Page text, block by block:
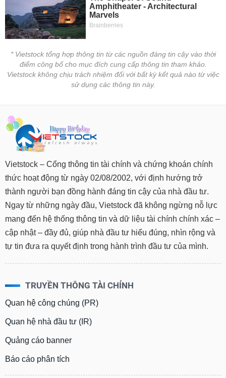
* Vietstock tổng hợp thông tin từ các nguồn đáng tin cậy vào thời
điểm công bố cho mục đích cung cấp thông tin tham khảo.
Vietstock không chịu trách nhiệm đối với bất kỳ kết quả nào từ việc
sử dụng các thông tin này.
Vietstock – Cổng thông tin tài chính và chứng khoán chính
thức hoạt động từ ngày 02/08/2002, với định hướng trở
thành người bạn đồng hành đáng tin cậy của nhà đầu tư.
Ngay từ những ngày đầu, Vietstock đã không ngừng nỗ lực
mang đến hệ thống thông tin và dữ liệu tài chính chính xác –
cập nhật – đầy đủ, giúp nhà đầu tư hiểu đúng, nhìn rộng và
tự tin đưa ra quyết định trong hành trình đầu tư của mình.
TRUYỀN THÔNG TÀI CHÍNH
Quan hệ công chúng (PR)
Quan hệ nhà đầu tư (IR)
Quảng cáo banner
Báo cáo phân tích